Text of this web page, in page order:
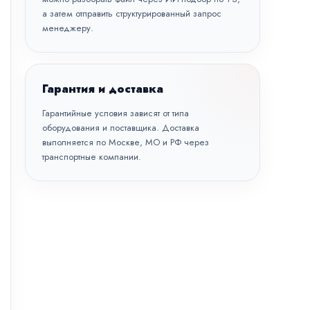
а затем отправить структурированный запрос
менеджеру.
Гарантия и доставка
Гарантийные условия зависят от типа
оборудования и поставщика. Доставка
выполняется по Москве, МО и РФ через
транспортные компании.